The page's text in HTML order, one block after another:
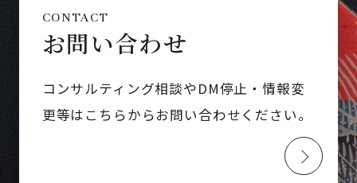
CONTACT
お問い合わせ
コンサルティング相談やDM停止・情報変
更等はこちらからお問い合わせください。